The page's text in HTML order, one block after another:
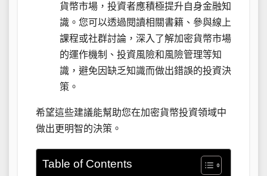
貨幣市場，投資者應積極提升自身金融知
識。您可以透過閱讀相關書籍、參與線上
課程或社群討論，深入了解加密貨幣市場
的運作機制、投資風險和風險管理等知
識，避免因缺乏知識而做出錯誤的投資決
策。
希望這些建議能幫助您在加密貨幣投資領域中
做出更明智的決策。
Table of Contents